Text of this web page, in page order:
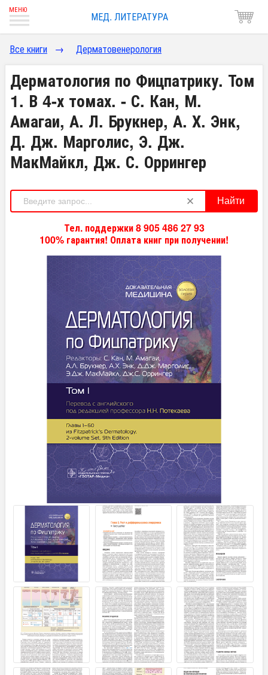
МЕД. ЛИТЕРАТУРА
Все книги → Дерматовенерология
Дерматология по Фицпатрику. Том
1. В 4-х томах. - С. Кан, М.
Амагаи, А. Л. Брукнер, А. Х. Энк,
Д. Дж. Марголис, Э. Дж.
МакМайкл, Дж. С. Оррингер
Найти
Тел. поддержки 8 905 486 27 93
100% гарантия! Оплата книг при получении!